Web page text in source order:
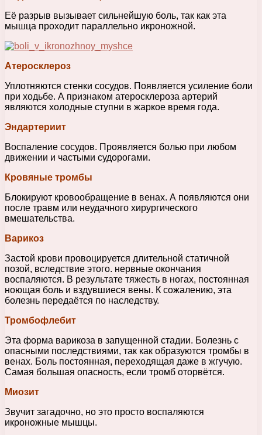
Её разрыв вызывает сильнейшую боль, так как эта
мышца проходит параллельно икроножной.
Атеросклероз
Уплотняются стенки сосудов. Появляется усиление боли
при ходьбе. А признаком атеросклероза артерий
являются холодные ступни в жаркое время года.
Эндартериит
Воспаление сосудов. Проявляется болью при любом
движении и частыми судорогами.
Кровяные тромбы
Блокируют кровообращение в венах. А появляются они
после травм или неудачного хирургического
вмешательства.
Варикоз
Застой крови провоцируется длительной статичной
позой, вследствие этого. нервные окончания
воспаляются. В результате тяжесть в ногах, постоянная
ноющая боль и вздувшиеся вены. К сожалению, эта
болезнь передаётся по наследству.
Тромбофлебит
Эта форма варикоза в запущенной стадии. Болезнь с
опасными последствиями, так как образуются тромбы в
венах. Боль постоянная, переходящая даже в жгучую.
Самая большая опасность, если тромб оторвётся.
Миозит
Звучит загадочно, но это просто воспаляются
икроножные мышцы.